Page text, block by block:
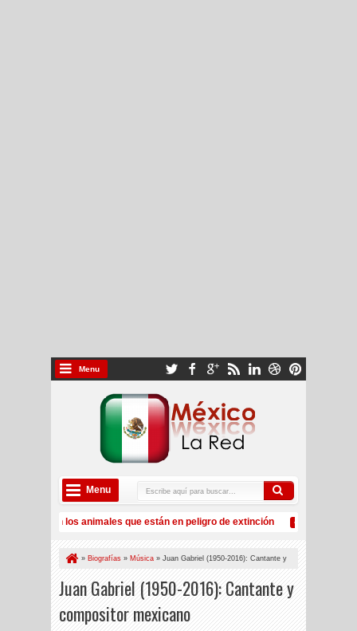
Menu
Menu
Estos son los animales que están en peligro de extinción 4:50 PM
desde 2002
12:56 PM 2023: ¿Cuáles son las aerolíneas con mayor
» Biografías » Música » Juan Gabriel (1950-2016): Cantante y
compositor mexicano
Juan Gabriel (1950-2016): Cantante y
compositor mexicano